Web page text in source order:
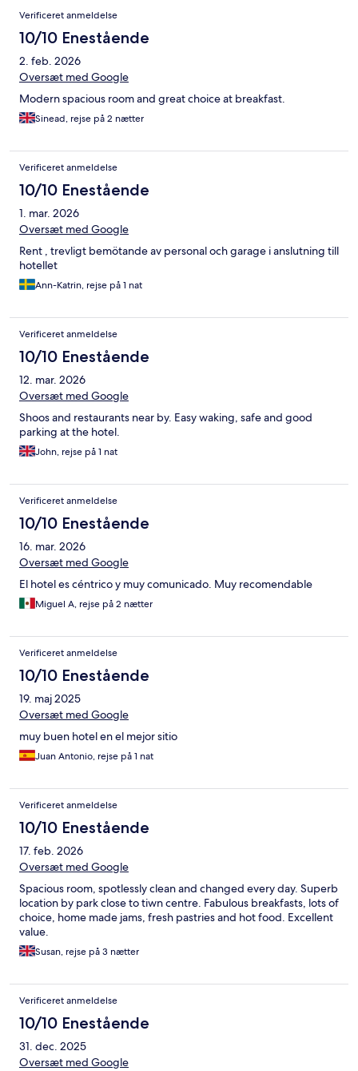
Verificeret anmeldelse
10/10 Enestående
2. feb. 2026
Oversæt med Google
Modern spacious room and great choice at breakfast.
Sinead, rejse på 2 nætter
Verificeret anmeldelse
10/10 Enestående
1. mar. 2026
Oversæt med Google
Rent , trevligt bemötande av personal och garage i anslutning till
hotellet
Ann-Katrin, rejse på 1 nat
Verificeret anmeldelse
10/10 Enestående
12. mar. 2026
Oversæt med Google
Shoos and restaurants near by. Easy waking, safe and good
parking at the hotel.
John, rejse på 1 nat
Verificeret anmeldelse
10/10 Enestående
16. mar. 2026
Oversæt med Google
El hotel es céntrico y muy comunicado. Muy recomendable
Miguel A, rejse på 2 nætter
Verificeret anmeldelse
10/10 Enestående
19. maj 2025
Oversæt med Google
muy buen hotel en el mejor sitio
Juan Antonio, rejse på 1 nat
Verificeret anmeldelse
10/10 Enestående
17. feb. 2026
Oversæt med Google
Spacious room, spotlessly clean and changed every day. Superb
location by park close to tiwn centre. Fabulous breakfasts, lots of
choice, home made jams, fresh pastries and hot food. Excellent
value.
Susan, rejse på 3 nætter
Verificeret anmeldelse
10/10 Enestående
31. dec. 2025
Oversæt med Google